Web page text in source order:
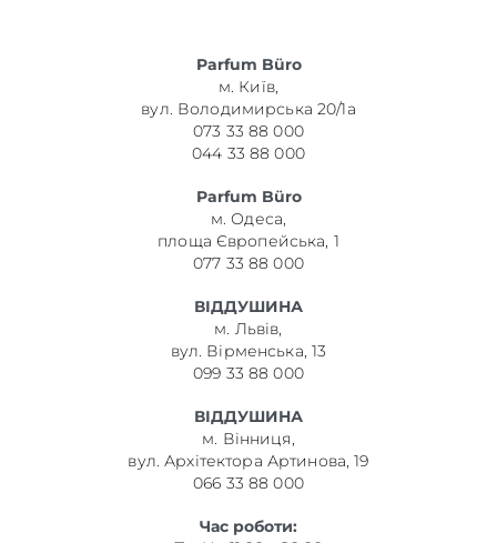
Parfum Büro
м. Київ,
вул. Володимирська 20/1а
073 33 88 000
044 33 88 000
Parfum Büro
м. Одеса,
площа Європейська, 1
077 33 88 000
ВІДДУШИНА
м. Львів,
вул. Вірменська, 13
099 33 88 000
ВІДДУШИНА
м. Вінниця,
вул. Архітектора Артинова, 19
066 33 88 000
Час роботи: